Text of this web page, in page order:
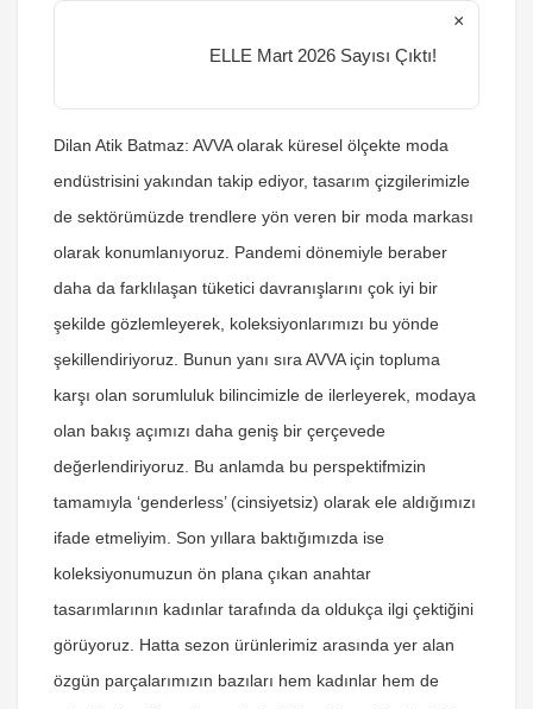
ELLE Mart 2026 Sayısı Çıktı!
×
Dilan Atik Batmaz: AVVA olarak küresel ölçekte moda
endüstrisini yakından takip ediyor, tasarım çizgilerimizle
de sektörümüzde trendlere yön veren bir moda markası
olarak konumlanıyoruz. Pandemi dönemiyle beraber
daha da farklılaşan tüketici davranışlarını çok iyi bir
şekilde gözlemleyerek, koleksiyonlarımızı bu yönde
şekillendiriyoruz. Bunun yanı sıra AVVA için topluma
karşı olan sorumluluk bilincimizle de ilerleyerek, modaya
olan bakış açımızı daha geniş bir çerçevede
değerlendiriyoruz. Bu anlamda bu perspektifmizin
tamamıyla ‘genderless’ (cinsiyetsiz) olarak ele aldığımızı
ifade etmeliyim. Son yıllara baktığımızda ise
koleksiyonumuzun ön plana çıkan anahtar
tasarımlarının kadınlar tarafında da oldukça ilgi çektiğini
görüyoruz. Hatta sezon ürünlerimiz arasında yer alan
özgün parçalarımızın bazıları hem kadınlar hem de